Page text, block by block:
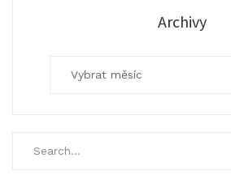
Archivy